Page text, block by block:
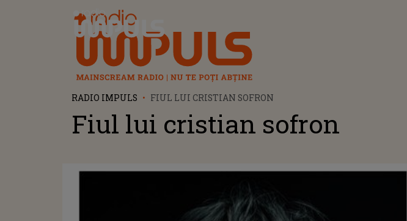
Radio Impuls
RADIO IMPULS FIUL LUI CRISTIAN SOFRON
Fiul lui cristian sofron